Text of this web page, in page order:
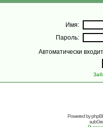
Имя:
Пароль:
Автоматически
Powered by